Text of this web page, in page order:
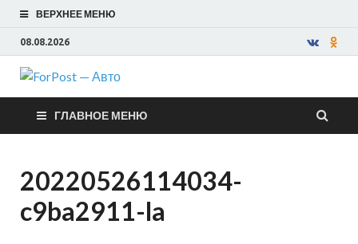
ВЕРХНЕЕ МЕНЮ
08.08.2026
ForPost —
Авто
ГЛАВНОЕ МЕНЮ
20220526114034-
c9ba2911-la